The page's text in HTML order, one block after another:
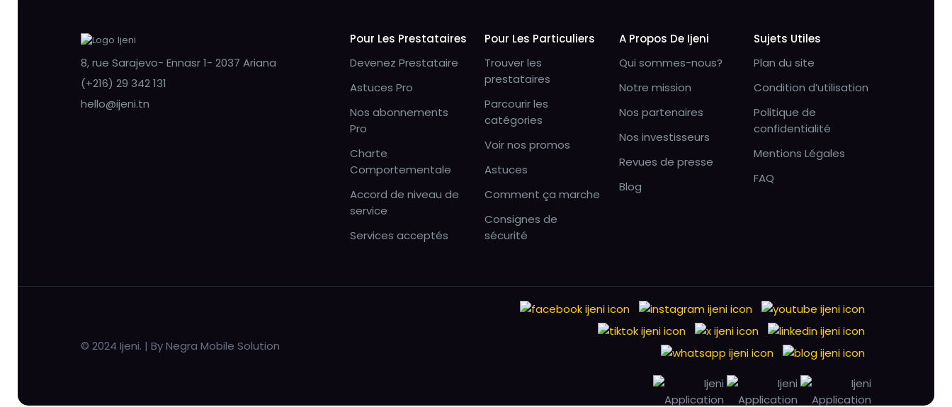
8, rue Sarajevo- Ennasr 1- 2037 Ariana
(+216) 29 342 131
hello@ijeni.tn
Pour Les Prestataires
Devenez Prestataire
Astuces Pro
Nos abonnements
Pro
Charte
Comportementale
Accord de niveau de
service
Services acceptés
Pour Les Particuliers
Trouver les
prestataires
Parcourir les
catégories
Voir nos promos
Astuces
Comment ça marche
Consignes de
sécurité
A Propos De Ijeni
Qui sommes-nous?
Notre mission
Nos partenaires
Nos investisseurs
Revues de presse
Blog
Sujets Utiles
Plan du site
Condition d’utilisation
Politique de
confidentialité
Mentions Légales
FAQ
© 2024 Ijeni. | By Negra Mobile Solution